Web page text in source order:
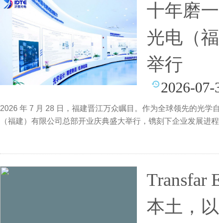
十年磨
光电（
举行
2026-07-
2026 年 7 月 28 日，福建晋江万众瞩目。作为全球领先的光
（福建）有限公司总部开业庆典盛大举行，镌刻下企业发展进
Transfar
本土，